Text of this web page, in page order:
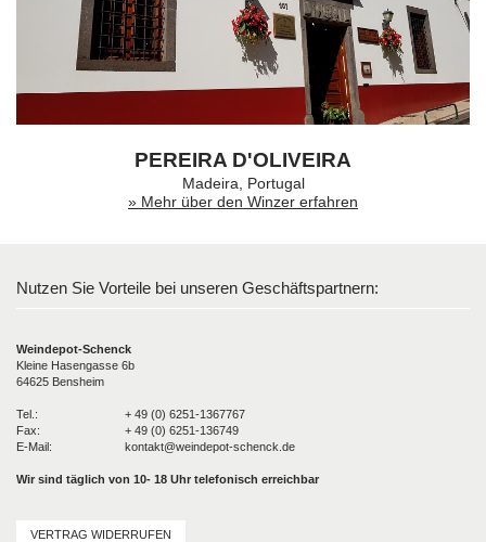
PEREIRA D'OLIVEIRA
Madeira, Portugal
» Mehr über den Winzer erfahren
Nutzen Sie Vorteile bei unseren Geschäftspartnern:
Weindepot-Schenck
Kleine Hasengasse 6b
64625 Bensheim
Tel.:
+ 49 (0) 6251-1367767
Fax:
+ 49 (0) 6251-136749
E-Mail:
kontakt@weindepot-schenck.de
Wir sind täglich von 10- 18 Uhr telefonisch erreichbar
VERTRAG WIDERRUFEN